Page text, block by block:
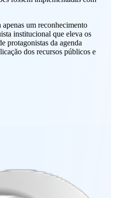
um reconhecimento
institucional que eleva os
protagonistas da agenda
dos recursos públicos e